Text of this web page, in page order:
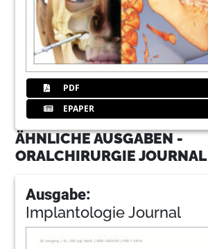
PDF
EPAPER
ÄHNLICHE AUSGABEN -
ORALCHIRURGIE JOURNAL
Ausgabe:
Implantologie Journal